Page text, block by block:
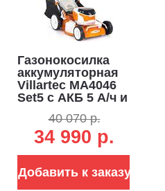
Газонокосилка
аккумуляторная
Villartec MA4046
Set5 c АКБ 5 А/ч и
40В, BL, 46 см,
пластик, 55 л, 23
40 070 р.
34 990 р.
Добавить к заказу